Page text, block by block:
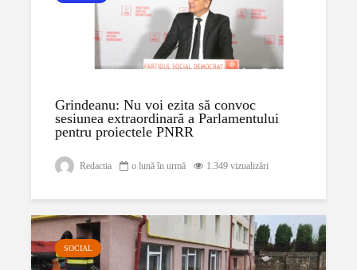
Grindeanu: Nu voi ezita să convoc
sesiunea extraordinară a Parlamentului
pentru proiectele PNRR
Redactia o lună în urmă 1.349 vizualizări
SOCIAL